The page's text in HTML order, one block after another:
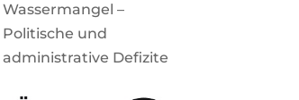
Wassermangel –
Politische und
administrative Defizite